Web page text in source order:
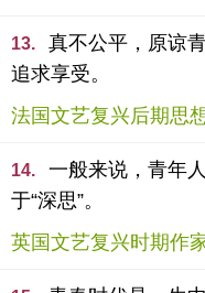
13.
真不公平，原谅
追求享受。
法国文艺复兴后期思
14.
一般来说，青年
于“深思”。
英国文艺复兴时期作